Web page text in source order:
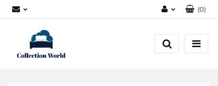
Zarejestruj się
(0)